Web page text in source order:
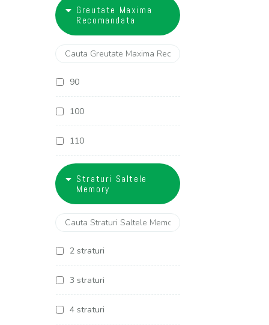
27 cm
28 cm
29 cm
30 cm
32 cm
Greutate Maxima
Recomandata
90
100
110
Straturi Saltele
Memory
2 straturi
3 straturi
4 straturi